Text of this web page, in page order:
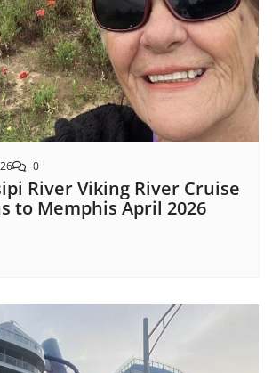
0
River Viking River Cruise
to Memphis April 2026